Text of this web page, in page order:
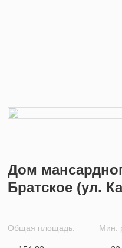
Дом
Братское (ул.
Общая площадь: Мин.